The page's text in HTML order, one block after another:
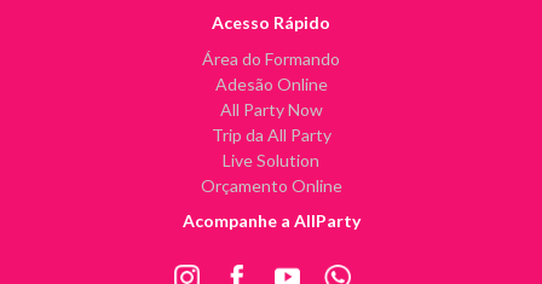
Acesso Rápido
Área do Formando
Adesão Online
All Party Now
Trip da All Party
Live Solution
Orçamento Online
Acompanhe a AllParty